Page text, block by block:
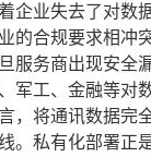
企业失去了对数
的合规要求相冲
服务商出现安全
军工、金融等对
，将通讯数据完
。私有化部署正